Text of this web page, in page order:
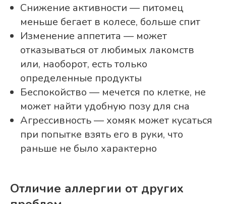
Снижение активности — питомец
меньше бегает в колесе, больше спит
Изменение аппетита — может
отказываться от любимых лакомств
или, наоборот, есть только
определенные продукты
Беспокойство — мечется по клетке, не
может найти удобную позу для сна
Агрессивность — хомяк может кусаться
при попытке взять его в руки, что
раньше не было характерно
Отличие аллергии от других